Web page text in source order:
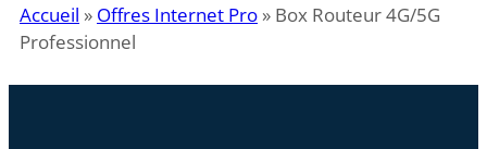
Accueil » Offres Internet Pro » Box Routeur 4G/5G
Professionnel